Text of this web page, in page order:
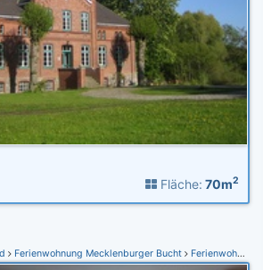
Fläche: 70m2
Ferienwohnung Mecklenburger Bucht Ferienwohnung Kühlungsborn